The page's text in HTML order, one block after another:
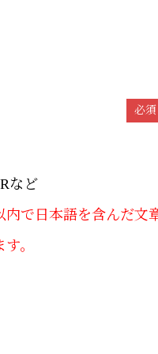
など
必須
内で日本語を含んだ文
。